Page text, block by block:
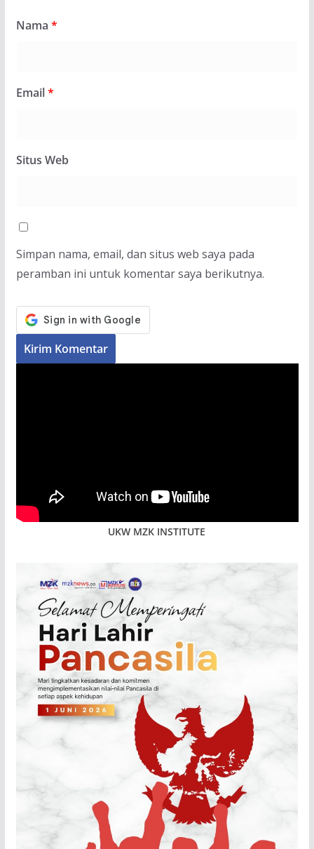
Nama *
Email*
Situs Web
Simpan nama, email, dan situs web saya pada
peramban ini untuk komentar saya berikutnya.
UKW MZK INSTITUTE